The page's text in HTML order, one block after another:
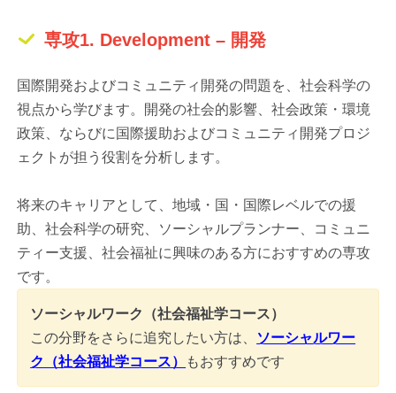
専攻1. Development – 開発
国際開発およびコミュニティ開発の問題を、社会科学の
視点から学びます。開発の社会的影響、社会政策・環境
政策、ならびに国際援助およびコミュニティ開発プロジ
ェクトが担う役割を分析します。
将来のキャリアとして、地域・国・国際レベルでの援
助、社会科学の研究、ソーシャルプランナー、コミュニ
ティー支援、社会福祉に興味のある方におすすめの専攻
です。
ソーシャルワーク（社会福祉学コース）
この分野をさらに追究したい方は、
ソーシャルワー
ク（社会福祉学コース）
もおすすめです